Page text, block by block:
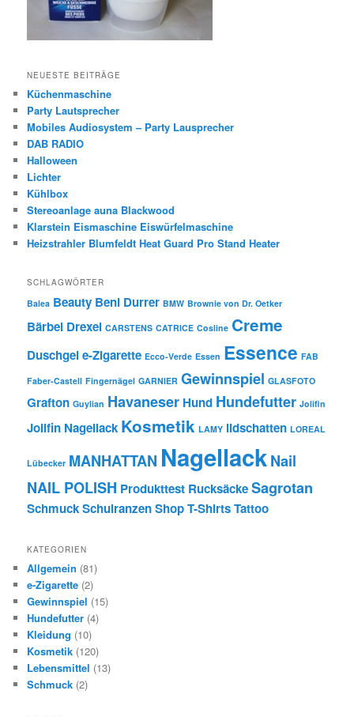
NEUESTE BEITRÄGE
Küchenmaschine
Party Lautsprecher
Mobiles Audiosystem – Party Lausprecher
DAB RADIO
Halloween
Lichter
Kühlbox
Stereoanlage auna Blackwood
Klarstein Eismaschine Eiswürfelmaschine
Heizstrahler Blumfeldt Heat Guard Pro Stand Heater
SCHLAGWÖRTER
Balea Beauty Beni Durrer BMW Brownie von Dr. Oetker
Bärbel Drexel CARSTENS CATRICE Cosline Creme
Duschgele-Zigarette Ecco-Verde Essen Essence FAB
Faber-Castell Fingernägel GARNIER Gewinnspiel GLASFOTO
Grafton Guylian Havaneser Hund Hundefutter Jolifin
Jolifin Nagellack Kosmetik LAMY lidschatten LOREAL
Lübecker MANHATTAN NagellackNail
NAIL POLISH Produkttest RucksäckeSagrotan
SchmuckSchulranzenShopT-ShirtsTattoo
KATEGORIEN
Allgemein (81)
e-Zigarette (2)
Gewinnspiel (15)
Hundefutter (4)
Kleidung (10)
Kosmetik (120)
Lebensmittel (13)
Schmuck (2)